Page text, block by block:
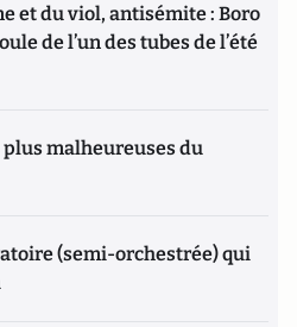
et du viol, antisémite : Boro
de l’un des tubes de l’été
plus malheureuses du
(semi-orchestrée) qui